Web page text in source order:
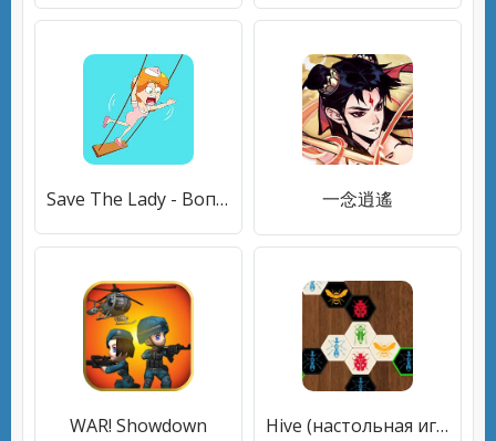
Save The Lady - Вопросы викторины - Тизеры мозга 一念逍遙
WAR! Showdown Hive (настольная игра Улей)